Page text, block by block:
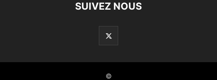
SUIVEZ NOUS
©